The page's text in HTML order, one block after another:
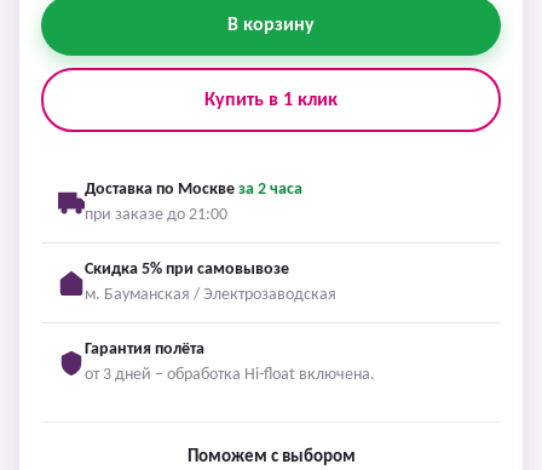
В корзину
Купить в 1 клик
Доставка по Москве за 2 часа
при заказе до 21:00
Скидка 5% при самовывозе
м. Бауманская / Электрозаводская
Гарантия полёта
от 3 дней – обработка Hi-float включена.
Поможем с выбором